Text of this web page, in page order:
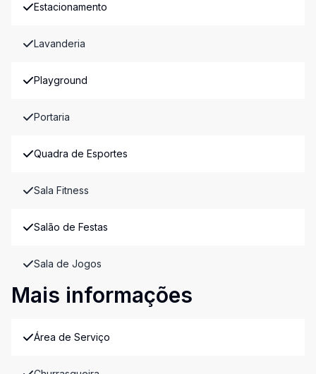
Estacionamento
Lavanderia
Playground
Portaria
Quadra de Esportes
Sala Fitness
Salão de Festas
Sala de Jogos
Mais informações
Área de Serviço